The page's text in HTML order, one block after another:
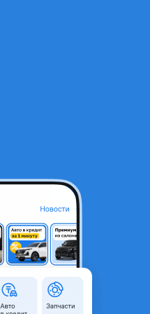
Алматы, Алматинская